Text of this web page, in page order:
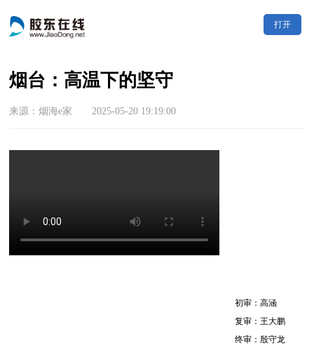
打开
烟台：高温下的坚守
来源：烟海e家 2025-05-20 19:19:00
初审：高涵
复审：王大鹏
终审：殷守龙